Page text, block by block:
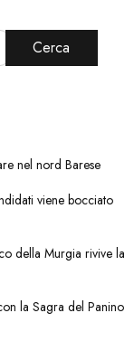
Cerca
nel nord Barese
viene bocciato
della Murgia rivive la
la Sagra del Panino